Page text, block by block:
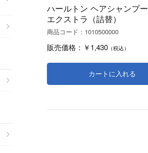
ハールトン ヘアシャンプー
エクストラ（詰替）
商品コード： 1010500000
販売価格： ￥1,430（税込）
カートに入れる